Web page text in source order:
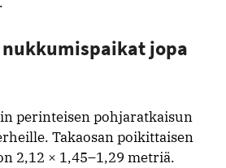
nukkumispaikat jopa
perinteisen pohjaratkaisun
Takaosan poikittaisen
2,12 × 1,45–1,29 metriä.